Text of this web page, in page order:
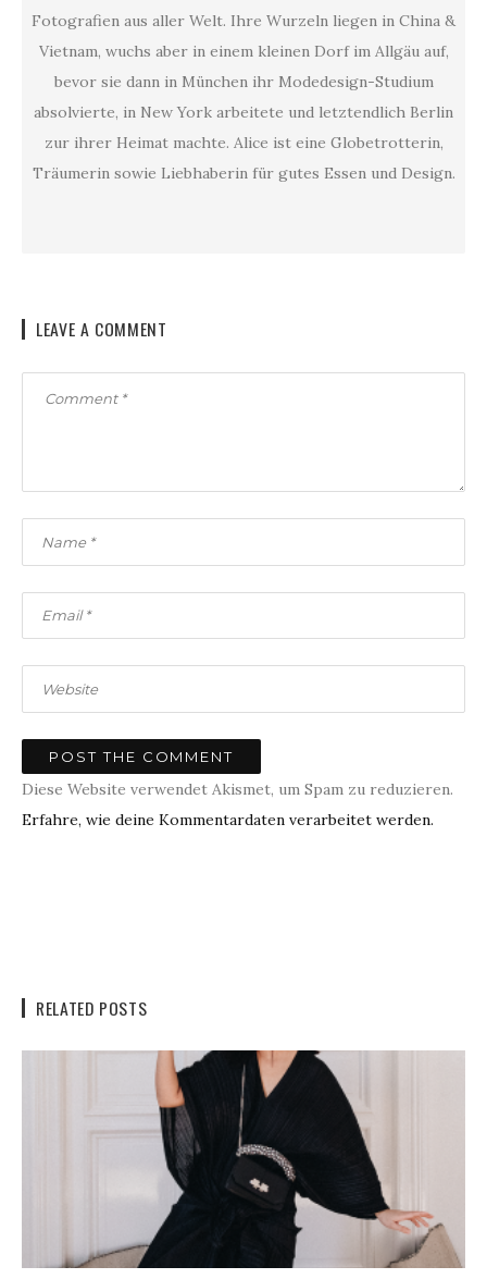
Fotografien aus aller Welt. Ihre Wurzeln liegen in China &
Vietnam, wuchs aber in einem kleinen Dorf im Allgäu auf,
bevor sie dann in München ihr Modedesign-Studium
absolvierte, in New York arbeitete und letztendlich Berlin
zur ihrer Heimat machte. Alice ist eine Globetrotterin,
Träumerin sowie Liebhaberin für gutes Essen und Design.
LEAVE A COMMENT
Diese Website verwendet Akismet, um Spam zu reduzieren.
Erfahre, wie deine Kommentardaten verarbeitet werden.
RELATED POSTS